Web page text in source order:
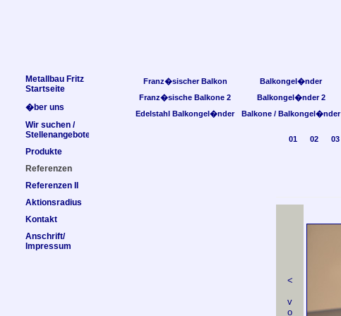
<
v
o
Franz�sischer Balkon Balkongel�nder
Franz�sische Balkone 2
Balkongel�nder 2
Edelstahl Balkongel�nder
Balkone / Balkongel�nder
01 02 03
Metallbau Fritz
Startseite
�ber uns
Wir suchen /
Stellenangebote
Produkte
Referenzen
Referenzen II
Aktionsradius
Kontakt
Anschrift/
Impressum